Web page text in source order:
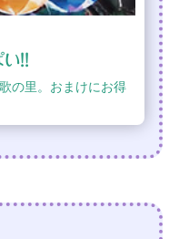
！
の里。おまけにお得